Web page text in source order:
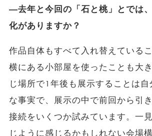
―去年と今回の「石と桃」とでは
化がありますか？
作品自体もすべて入れ替えている
横にある小部屋を使ったことも大
じ場所で1年後も展示することは
な事実で、展示の中で前回から引
接続をいくつか試みています。一
じように感じるかもしれない会場